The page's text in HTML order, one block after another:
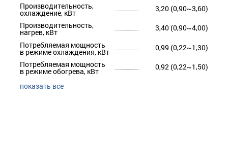
Производительность,
охлаждение, кВт
3,20 (0,90~3,60)
Производительность,
нагрев, кВт
3,40 (0,90~4,00)
Потребляемая мощность
в режиме охлаждения, кВт
0,99 (0,22~1,30)
Потребляемая мощность
в режиме обогрева, кВт 0,92 (0,22~1,50)
показать все